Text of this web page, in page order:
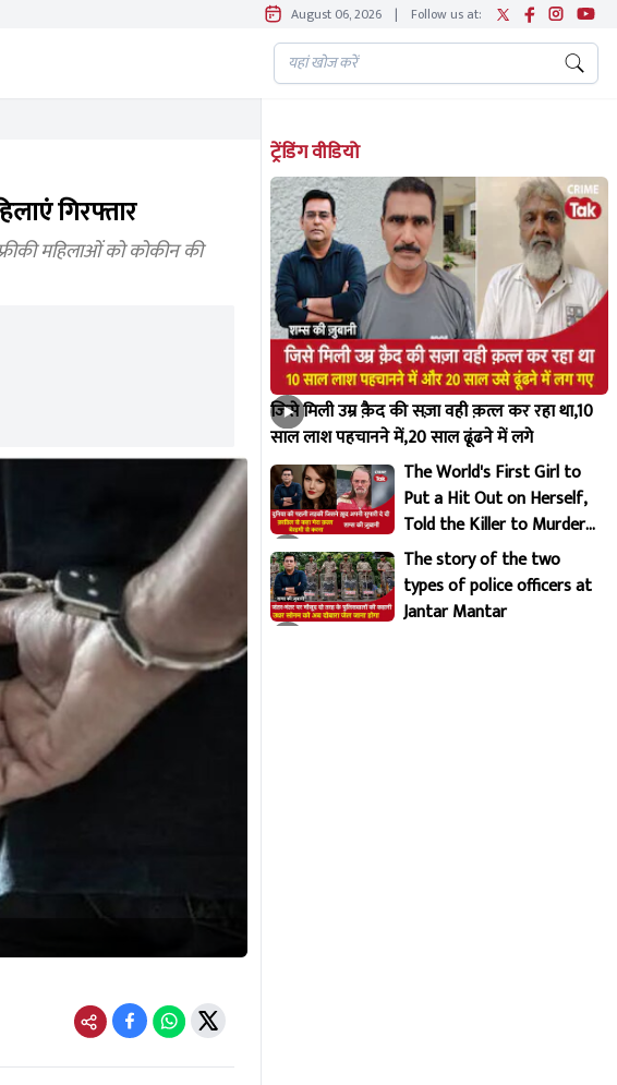
August 06, 2026 | Follow us at:
गिरफ्तार
महिलाओं को कोकीन की
ट्रेंडिंग वीडियो
जिसे मिली उम्र क़ैद की सज़ा वही क़त्ल कर रहा था,10
साल लाश पहचानने में,20 साल ढूंढने में लगे
The World's First Girl to
Put a Hit Out on Herself,
Told the Killer to Murder
Her Brutally
The story of the two
types of police officers at
Jantar Mantar